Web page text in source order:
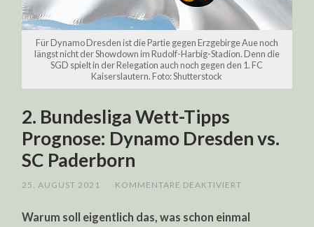
Für Dynamo Dresden ist die Partie gegen Erzgebirge Aue noch
längst nicht der Showdown im Rudolf-Harbig-Stadion. Denn die
SGD spielt in der Relegation auch noch gegen den 1. FC
Kaiserslautern. Foto: Shutterstock
2. Bundesliga Wett-Tipps
Prognose: Dynamo Dresden vs.
SC Paderborn
25. AUGUST 2021 KOMMENTARE DEAKTIVIERT
WETT-
Warum soll eigentlich das, was schon einmal